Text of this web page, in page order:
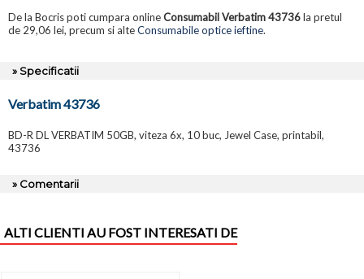
De la Bocris poti cumpara onlineConsumabil Verbatim 43736la pretul
de 29,06 lei, precum si alteConsumabile optice ieftine.
» Specificatii
Verbatim 43736
BD-R DL VERBATIM 50GB, viteza 6x, 10 buc, Jewel Case, printabil,
43736
» Comentarii
ALTI CLIENTI AU FOST INTERESATI DE